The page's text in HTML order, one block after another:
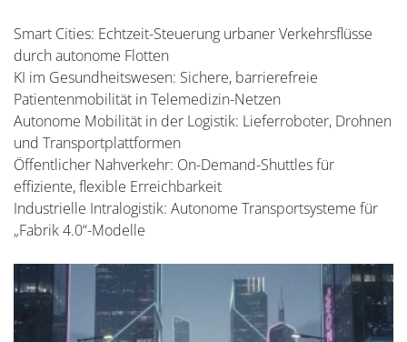
Smart Cities: Echtzeit-Steuerung urbaner Verkehrsflüsse
durch autonome Flotten
KI im Gesundheitswesen: Sichere, barrierefreie
Patientenmobilität in Telemedizin-Netzen
Autonome Mobilität in der Logistik: Lieferroboter, Drohnen
und Transportplattformen
Öffentlicher Nahverkehr: On-Demand-Shuttles für
effiziente, flexible Erreichbarkeit
Industrielle Intralogistik: Autonome Transportsysteme für
„Fabrik 4.0“-Modelle